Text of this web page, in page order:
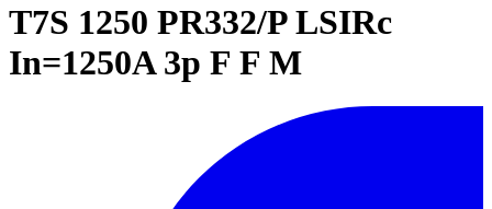
T7S 1250 PR332/P LSIRc
In=1250A 3p F F M